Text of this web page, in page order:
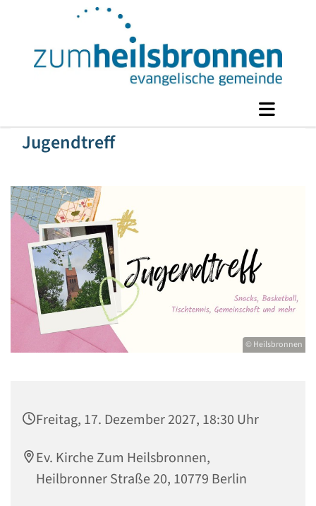
Jugendtreff
© Heilsbronnen
Freitag, 17. Dezember 2027, 18:30 Uhr
Ev. Kirche Zum Heilsbronnen,
Heilbronner Straße 20, 10779 Berlin